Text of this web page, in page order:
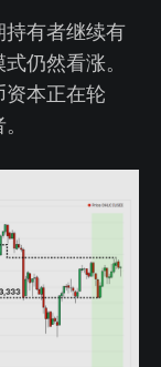
有者继续有
仍然看涨。
本正在轮